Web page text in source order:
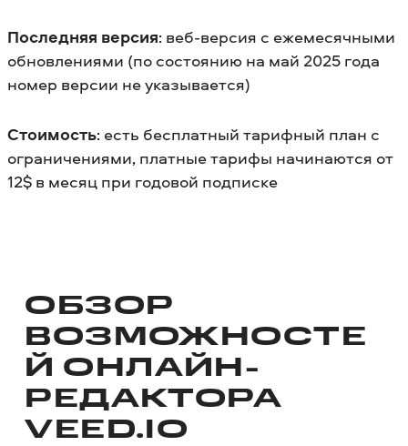
Последняя версия: веб-версия с ежемесячными
обновлениями (по состоянию на май 2025 года
номер версии не указывается)
Стоимость: есть бесплатный тарифный план с
ограничениями, платные тарифы начинаются от
12$ в месяц при годовой подписке
ОБЗОР
ВОЗМОЖНОСТЕ
Й ОНЛАЙН-
РЕДАКТОРА
VEED.IO